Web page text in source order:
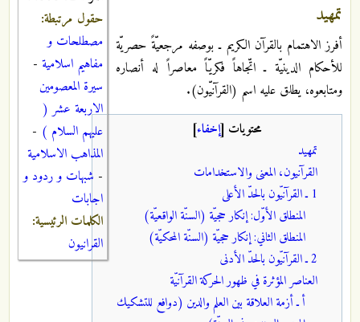
حقول مرتبطة:
مصطلحات و
مفاهيم اسلامية -
سيرة المعصومين
الاربعة عشر (
عليهم السلام ) -
المذاهب الاسلامية
- شبهات و ردود و
اجابات
الكلمات الرئيسية:
القرانيون
تمهيد
أفرز الاهتمام بالقرآن الكريم ـ بوصفه مرجعيّةً حصريّة
للأحكام الدينيّة ـ اتّجاهاً فكريّاً معاصراً له أنصاره
ومتابعوه، يطلق عليه اسم (القرآنيّون).
محتويات [إخفاء]
تمهيد
القرآنيون، المعنى والاستخدامات
1 ـ القرآنيّون بالحدّ الأعلى
المنطلق الأوّل: إنكار حجيّة (السنّة الواقعيّة)
المنطلق الثاني: إنكار حجيّة (السنّة المحكيّة)
2 ـ القرآنيّون بالحدّ الأدنى
العناصر المؤثرة في ظهور الحركة القرآنيّة
أ ـ أزمة العلاقة بين العلم والدين (دوافع للتشكيك